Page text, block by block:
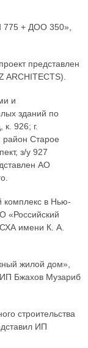
775 + ДОО 350»,
представлен
и
зданий по
к. 926; г.
район Старое
з/у 927
АО
комплекс в Нью-
«Российский
имени К. А.
жилой дом»,
ИП Бжахов Музариб
строительства
ИП